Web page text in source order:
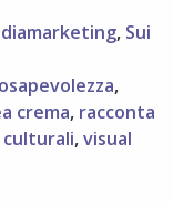
, Sui
,
crema, racconta
,visual